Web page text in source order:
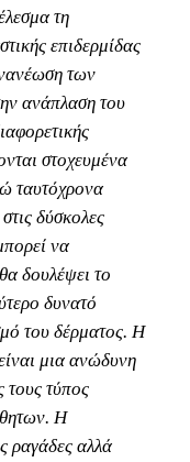
τη
επιδερμίδας
των
ανάπλαση του
στοχευμένα
ταυτόχρονα
δύσκολες
να
δουλέψει το
δυνατό
του δέρματος. Η
μια ανώδυνη
τους τύπος
Η
ραγάδες αλλά